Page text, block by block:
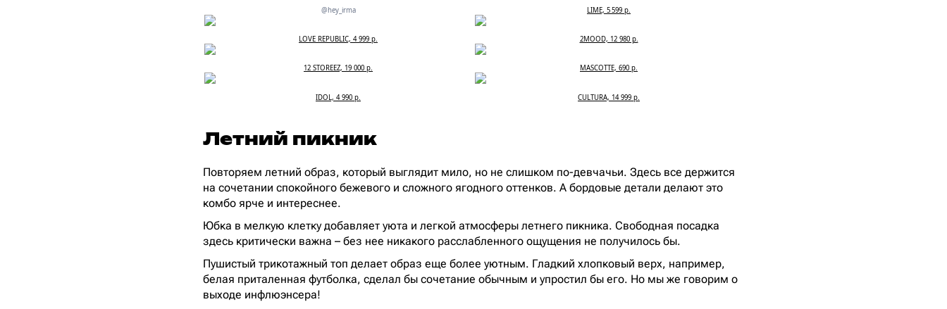
@hey_irma LIME, 5 599 р.
LOVE REPUBLIC, 4 999 р. 2MOOD, 12 980 р.
12 STOREEZ, 19 000 р. MASCOTTE, 690 р.
IDOL, 4 990 р. CULTURA, 14 999 р.
Летний пикник
Повторяем летний образ, который выглядит мило, но не слишком по-девчачьи. Здесь все держится
на сочетании спокойного бежевого и сложного ягодного оттенков. А бордовые детали делают это
комбо ярче и интереснее.
Юбка в мелкую клетку добавляет уюта и легкой атмосферы летнего пикника. Свободная посадка
здесь критически важна – без нее никакого расслабленного ощущения не получилось бы.
Пушистый трикотажный топ делает образ еще более уютным. Гладкий хлопковый верх, например,
белая приталенная футболка, сделал бы сочетание обычным и упростил бы его. Но мы же говорим о
выходе инфлюэнсера!